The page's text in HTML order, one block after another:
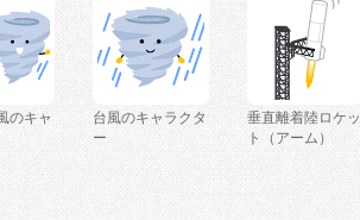
のキャ
台風のキャラクタ
ー
垂直離着陸ロケッ
ト（アーム）